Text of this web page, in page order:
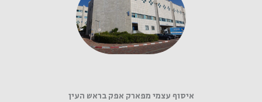
איסוף עצמי מפארק אפק בראש העין